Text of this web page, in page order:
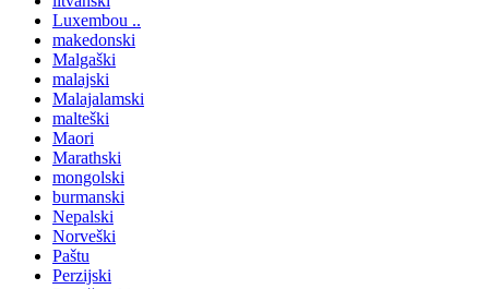
Luxembou ..
makedonski
Malgaški
malajski
Malajalamski
malteški
Maori
Marathski
mongolski
burmanski
Nepalski
Norveški
Paštu
Perzijski